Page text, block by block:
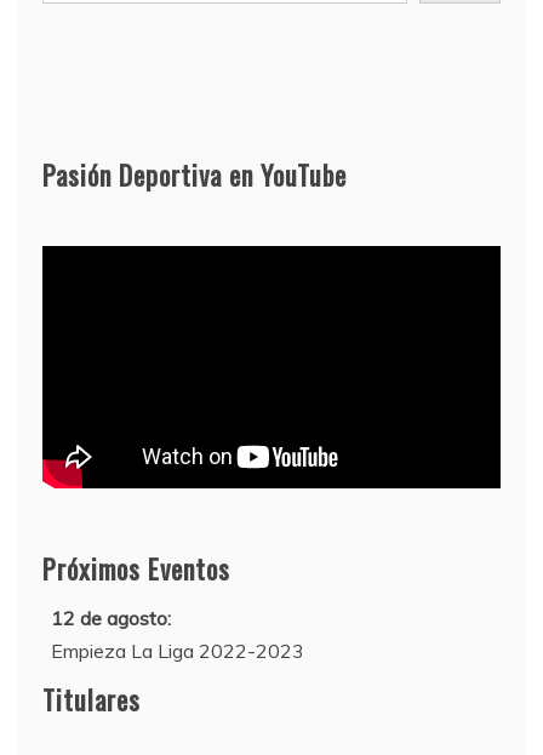
Pasión Deportiva en YouTube
Próximos Eventos
12 de agosto:
Empieza La Liga 2022-2023
10 de agosto:
Supercopa de Europa 2022
Titulares